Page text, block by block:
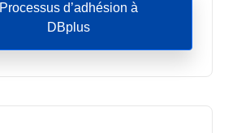
Processus d’adhésion à
DBplus